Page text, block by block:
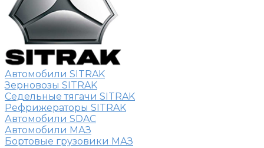
Автомобили SITRAK
Зерновозы SITRAK
Седельные тягачи SITRAK
Рефрижераторы SITRAK
Автомобили SDAC
Автомобили МАЗ
Бортовые грузовики МАЗ